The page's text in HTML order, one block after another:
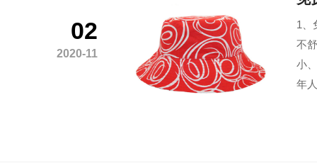
02
2020-11
1
不舒
小
年